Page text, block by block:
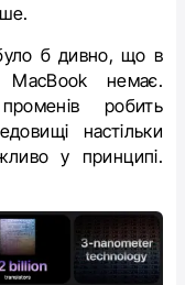
б дивно, що в
немає.
робить
настільки
у принципі.